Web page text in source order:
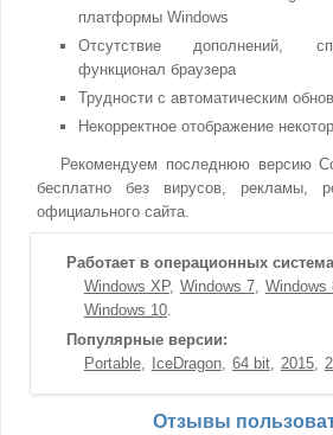
платформы Windows
Отсутствие дополнений,
функционал браузера
Трудности с автоматическим
Некорректное отображение
Рекомендуем последнюю версию
бесплатно без вирусов, рекламы,
официального сайта.
Работает в операционных
Windows XP
Windows 7 Windows
Windows 10
Популярные версии:
Portable
IceDragon 64 bit 2015
Отзывы